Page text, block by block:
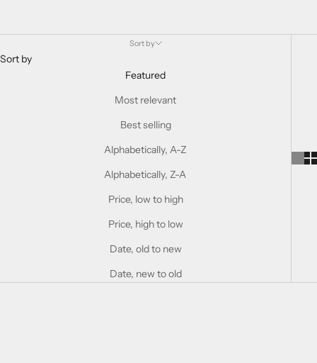
Sort by
Sort by
Featured
Most relevant
Best selling
Alphabetically, A-Z
Alphabetically, Z-A
Price, low to high
Price, high to low
Date, old to new
Date, new to old